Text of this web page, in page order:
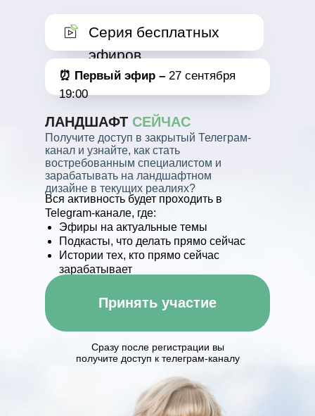
Серия бесплатных
эфиров
ЛАНДШАФТ СЕЙЧАС
Получите доступ в закрытый Телеграм-
канал и узнайте, как стать
востребованным специалистом и
зарабатывать на ландшафтном
дизайне в текущих реалиях?
Вся активность будет проходить в
Telegram-канале, где:
Эфиры на актуальные темы
Подкасты, что делать прямо сейчас
Истории тех, кто прямо сейчас
зарабатывает
⏰ Первый эфир – 27 сентября
19:00
Принять участие
Сразу после регистрации вы
получите доступ к телеграм-каналу